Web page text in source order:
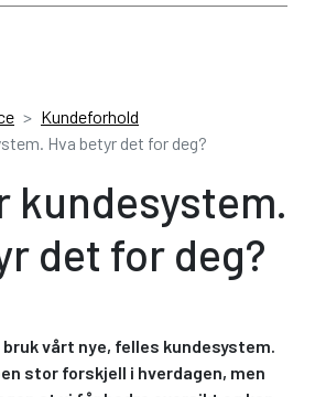
Kundeforhold
Hva betyr det for deg?
kundesystem.
det for deg?
bruk vårt nye, felles kundesystem.
stor forskjell i hverdagen, men